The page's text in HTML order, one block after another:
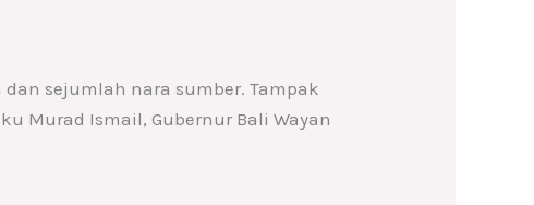
sejumlah nara sumber. Tampak
Murad Ismail, Gubernur Bali Wayan